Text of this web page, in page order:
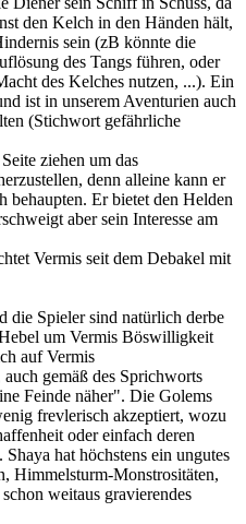
den Kelch in den Händen hält,
sein (zB könnte die
des Tangs führen, oder
des Kelches nutzen, ...). Ein
ist in unserem Aventurien auch
(Stichwort gefährliche
ziehen um das
denn alleine kann er
Er bietet den Helden
aber sein Interesse am
Vermis seit dem Debakel mit
die Spieler sind natürlich derbe
um Vermis Böswilligkeit
auf Vermis
gemäß des Sprichworts
Feinde näher". Die Golems
frevlerisch akzeptiert, wozu
oder einfach deren
hat höchstens ein ungutes
Himmelsturm-Monstrositäten,
weitaus gravierendes